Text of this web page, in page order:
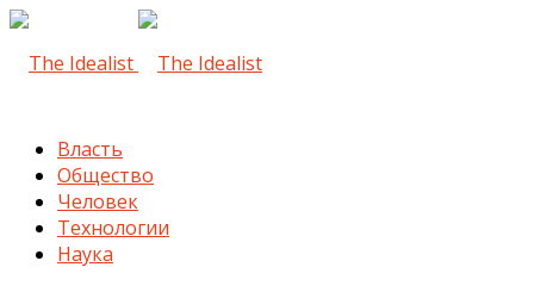
Власть
Общество
Человек
Технологии
Наука